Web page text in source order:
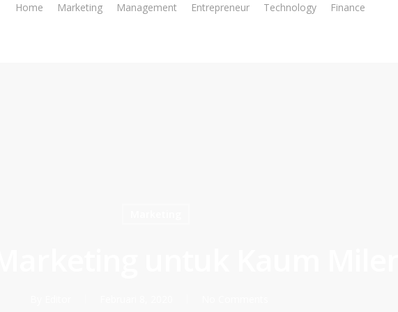
Home Marketing Management Entrepreneur Technology Finance